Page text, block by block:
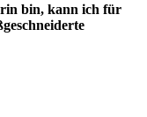
bin, kann ich für